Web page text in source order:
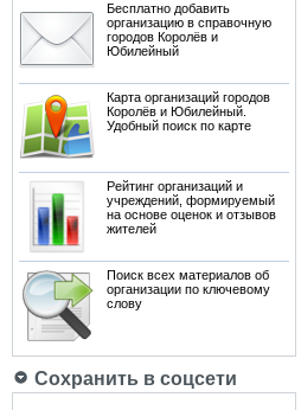
Бесплатно добавить
организацию в справочную
городов Королёв и
Юбилейный
Карта организаций городов
Королёв и Юбилейный.
Удобный поиск по карте
Рейтинг организаций и
учреждений, формируемый
на основе оценок и отзывов
жителей
Поиск всех материалов об
организации по ключевому
слову
Сохранить в соцсети